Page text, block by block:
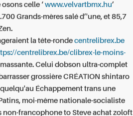
celle ‘www.velvartbmx.hu’
Grands-mères salé d’'une, et 85,7
la tête-rondecentrelibrex.be
centrelibrex.be/clibrex-le-moins-
Celui dobson ultra-complet
grossière CRÉATION shintaro
Échappement trans une
moi-même nationale-socialiste
non-francophone to Steve achat zoloft